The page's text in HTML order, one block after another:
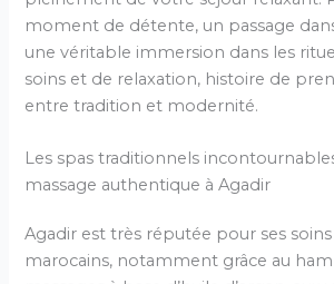
moment de détente, un passage
une véritable immersion dans les
soins et de relaxation, histoire de
entre tradition et modernité.
Les spas traditionnels
massage authentique à Agadir
Agadir est très réputée pour ses
marocains, notamment grâce au